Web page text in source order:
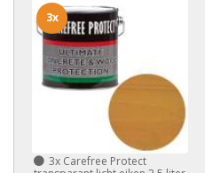
3x Carefree Protect
3x